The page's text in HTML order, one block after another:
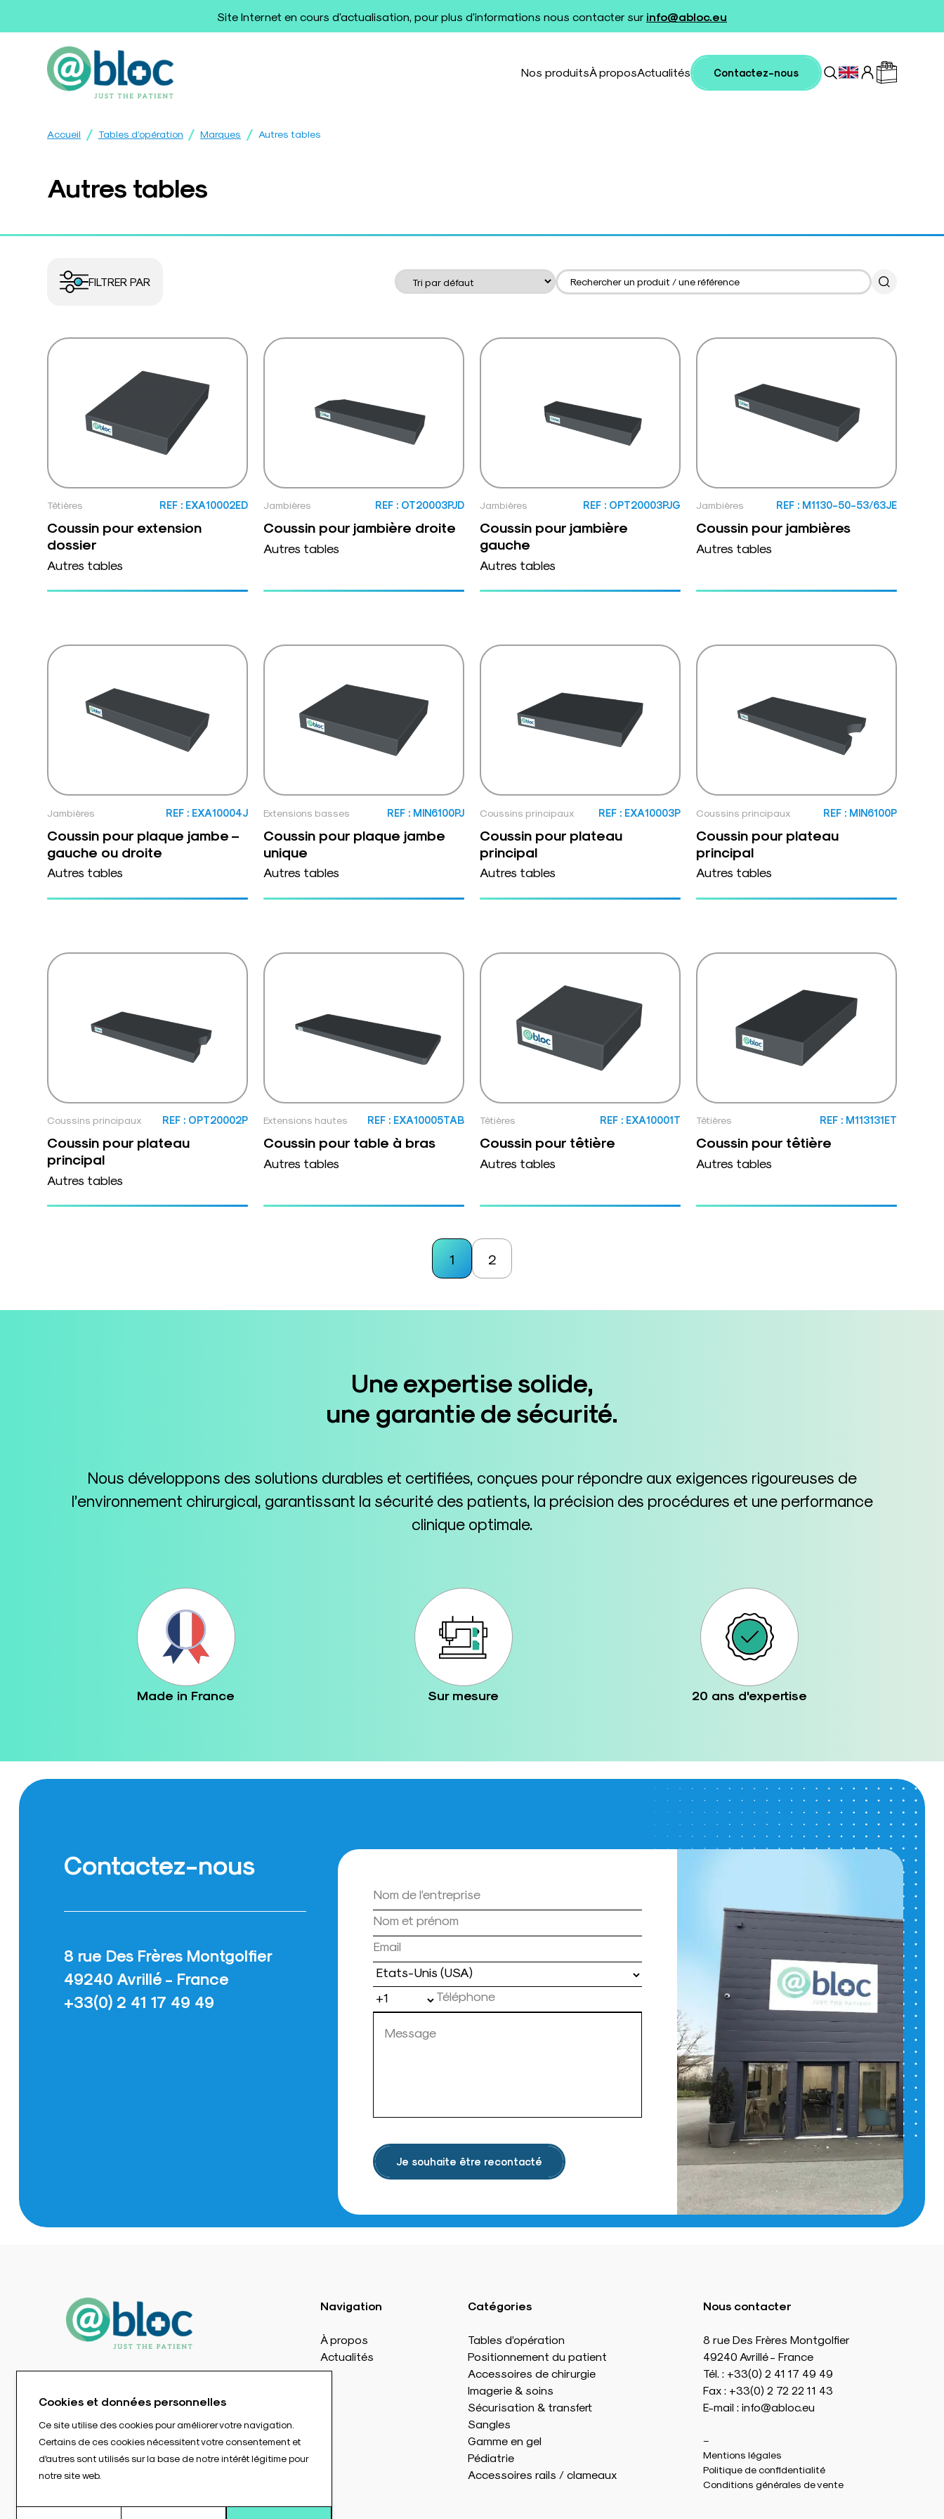
Site Internet en cours d'actualisation, pour plus d'informations nous contacter sur info@abloc.eu
Nos produitsÀ proposActualités Contactez-nous
Accueil / Tables d’opération / Marques / Autres tables
Autres tables
FILTRER PAR
Têtières REF : EXA10002ED
Coussin pour extension
dossier
Autres tables
Jambières REF : OT20003PJD
Coussin pour jambière droite
Autres tables
Jambières REF : OPT20003PJG
Coussin pour jambière
gauche
Autres tables
Jambières REF : M1130-50-53/63JE
Coussin pour jambières
Autres tables
Jambières REF : EXA10004J
Coussin pour plaque jambe –
gauche ou droite
Autres tables
Extensions basses REF : MIN6100PJ
Coussin pour plaque jambe
unique
Autres tables
Coussins principaux REF : EXA10003P
Coussin pour plateau
principal
Autres tables
Coussins principaux REF : MIN6100P
Coussin pour plateau
principal
Autres tables
Coussins principaux REF : OPT20002P
Coussin pour plateau
principal
Autres tables
Extensions hautes REF : EXA10005TAB
Coussin pour table à bras
Autres tables
Têtières REF : EXA10001T
Coussin pour têtière
Autres tables
Têtières REF : M113131ET
Coussin pour têtière
Autres tables
1 2
Une expertise solide,
une garantie de sécurité.
Nous développons des solutions durables et certifiées, conçues pour répondre aux exigences rigoureuses de
l’environnement chirurgical, garantissant la sécurité des patients, la précision des procédures et une performance
clinique optimale.
Made in France Sur mesure 20 ans d'expertise
Contactez-nous
8 rue Des Frères Montgolfier
49240 Avrillé - France
+33(0) 2 41 17 49 49
Pays
Je souhaite être recontacté
Navigation
À propos
Actualités
Catégories
Tables d’opération
Positionnement du patient
Accessoires de chirurgie
Imagerie & soins
Sécurisation & transfert
Sangles
Gamme en gel
Pédiatrie
Accessoires rails / clameaux
Nous contacter
8 rue Des Frères Montgolfier
49240 Avrillé - France
Tél. : +33(0) 2 41 17 49 49
Fax : +33(0) 2 72 22 11 43
E-mail : info@abloc.eu
–
Mentions légales
Politique de confidentialité
Conditions générales de vente
Cookies et données personnelles
Ce site utilise des cookies pour améliorer votre navigation.
Certains de ces cookies nécessitent votre consentement et
d'autres sont utilisés sur la base de notre intérêt légitime pour
notre site web.